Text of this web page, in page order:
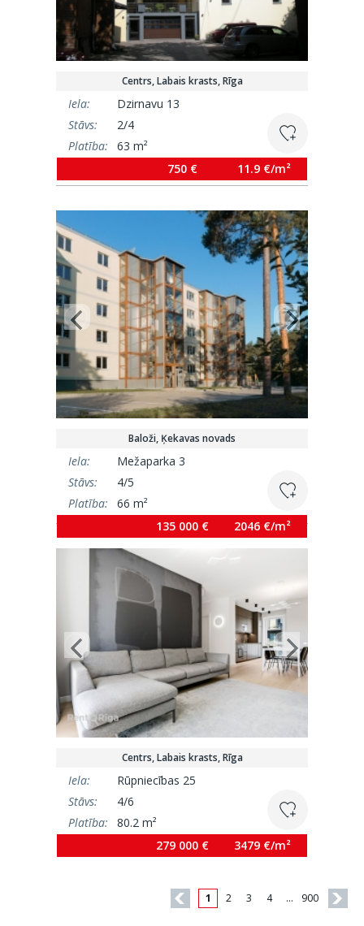
Centrs, Labais krasts, Rīga
Iela:
Dzirnavu 13
Stāvs:
2/4
Platība:
63 m²
750 €
11.9 €/m²
Baloži, Ķekavas novads
Iela:
Mežaparka 3
Stāvs:
4/5
Platība:
66 m²
135 000 €
2046 €/m²
Centrs, Labais krasts, Rīga
Iela:
Rūpniecības 25
Stāvs:
4/6
Platība:
80.2 m²
279 000 €
3479 €/m²
1 2 3 4 … 900